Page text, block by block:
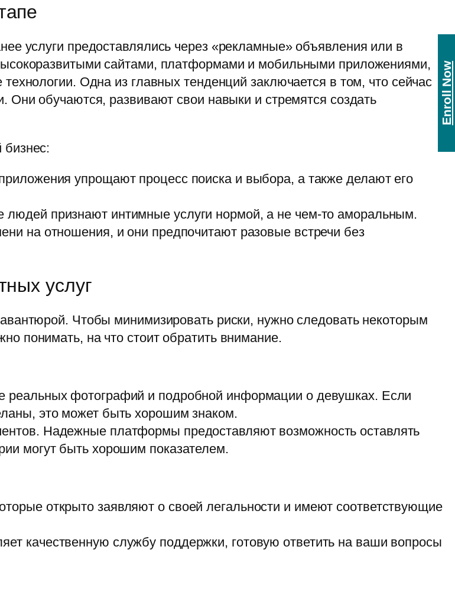
Enroll Now
услуги предоставлялись через «рекламные» объявления или в
сайтами, платформами и мобильными приложениями,
Одна из главных тенденций заключается в том, что сейчас
обучаются, развивают свои навыки и стремятся создать
упрощают процесс поиска и выбора, а также делают его
признают интимные услуги нормой, а не чем-то аморальным.
на отношения, и они предпочитают разовые встречи без
услуг
Чтобы минимизировать риски, нужно следовать некоторым
понимать, на что стоит обратить внимание.
фотографий и подробной информации о девушках. Если
это может быть хорошим знаком.
Надежные платформы предоставляют возможность оставлять
могут быть хорошим показателем.
открыто заявляют о своей легальности и имеют соответствующие
качественную службу поддержки, готовую ответить на ваши вопросы